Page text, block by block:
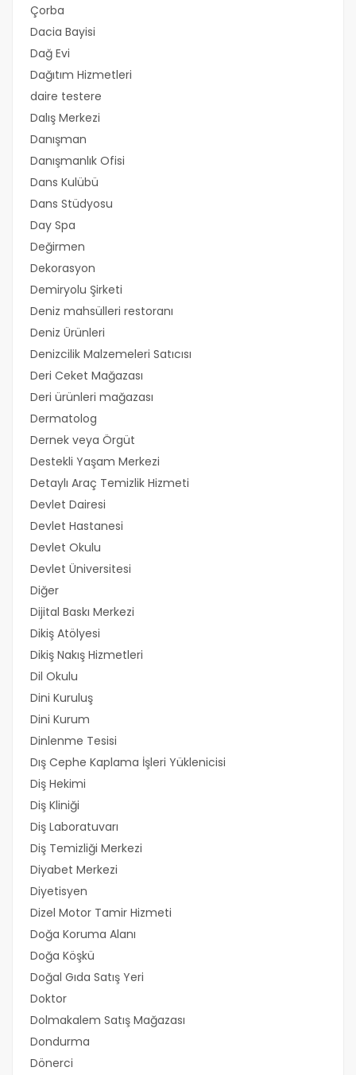
Çorba
Dacia Bayisi
Dağ Evi
Dağıtım Hizmetleri
daire testere
Dalış Merkezi
Danışman
Danışmanlık Ofisi
Dans Kulübü
Dans Stüdyosu
Day Spa
Değirmen
Dekorasyon
Demiryolu Şirketi
Deniz mahsülleri restoranı
Deniz Ürünleri
Denizcilik Malzemeleri Satıcısı
Deri Ceket Mağazası
Deri ürünleri mağazası
Dermatolog
Dernek veya Örgüt
Destekli Yaşam Merkezi
Detaylı Araç Temizlik Hizmeti
Devlet Dairesi
Devlet Hastanesi
Devlet Okulu
Devlet Üniversitesi
Diğer
Dijital Baskı Merkezi
Dikiş Atölyesi
Dikiş Nakış Hizmetleri
Dil Okulu
Dini Kuruluş
Dini Kurum
Dinlenme Tesisi
Dış Cephe Kaplama İşleri Yüklenicisi
Diş Hekimi
Diş Kliniği
Diş Laboratuvarı
Diş Temizliği Merkezi
Diyabet Merkezi
Diyetisyen
Dizel Motor Tamir Hizmeti
Doğa Koruma Alanı
Doğa Köşkü
Doğal Gıda Satış Yeri
Doktor
Dolmakalem Satış Mağazası
Dondurma
Dönerci